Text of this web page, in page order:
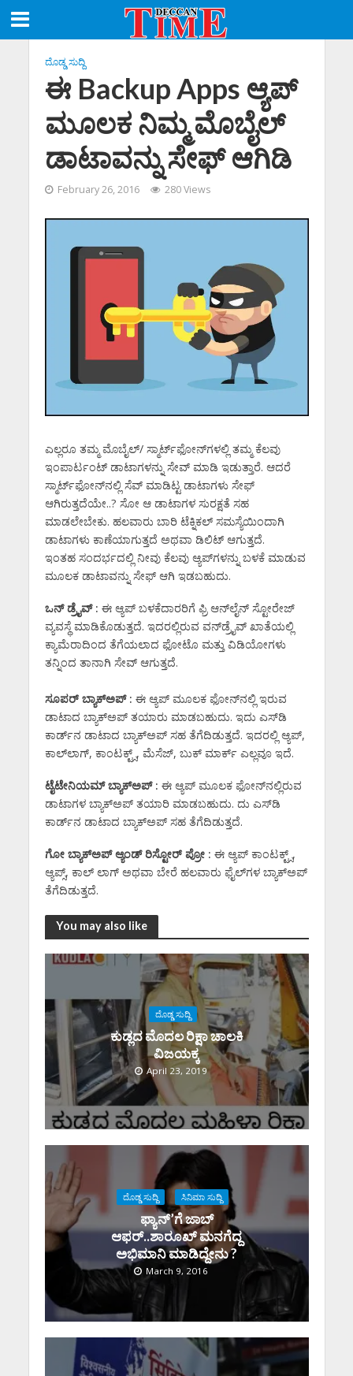
ದೊಡ್ಡ ಸುದ್ದಿ
ಈ Backup Apps ಆ್ಯಪ್‌
ಮೂಲಕ ನಿಮ್ಮ ಮೊಬೈಲ್‌
ಡಾಟಾವನ್ನು ಸೇಫ್‌ ಆಗಿಡಿ
February 26, 2016 280 Views
ಎಲ್ಲರೂ ತಮ್ಮ ಮೊಬೈಲ್‌/ ಸ್ಮಾರ್ಟ್‌ಫೋನ್‌ಗಳಲ್ಲಿ ತಮ್ಮ ಕೆಲವು
ಇಂಪಾರ್ಟಂಟ್‌ ಡಾಟಾಗಳನ್ನು ಸೇವ್‌ ಮಾಡಿ ಇಡುತ್ತಾರೆ. ಆದರೆ
ಸ್ಮಾರ್ಟ್‌ಫೋನ್‌ನಲ್ಲಿ ಸೆವ್‌ ಮಾಡಿಟ್ಟ ಡಾಟಾಗಳು ಸೇಫ್‌
ಆಗಿರುತ್ತದೆಯೇ..? ಸೋ ಆ ಡಾಟಾಗಳ ಸುರಕ್ಷತೆ ಸಹ
ಮಾಡಲೇಬೇಕು. ಹಲವಾರು ಬಾರಿ ಟೆಕ್ನಿಕಲ್ ಸಮಸ್ಯೆಯಿಂದಾಗಿ
ಡಾಟಾಗಳು ಕಾಣೆಯಾಗುತ್ತದೆ ಅಥವಾ ಡಿಲಿಟ್‌ ಆಗುತ್ತದೆ.
ಇಂತಹ ಸಂದರ್ಭದಲ್ಲಿ ನೀವು ಕೆಲವು ಆ್ಯಪ್‌ಗಳನ್ನು ಬಳಕೆ ಮಾಡುವ
ಮೂಲಕ ಡಾಟಾವನ್ನು ಸೇಫ್‌ ಆಗಿ ಇಡಬಹುದು.
ಒನ್‌ ಡ್ರೈವ್‌ : ಈ ಆ್ಯಪ್‌ ಬಳಕೆದಾರರಿಗೆ ಫ್ರಿ ಆನ್‌ಲೈನ್‌ ಸ್ಟೋರೇಜ್‌
ವ್ಯವಸ್ಥೆ ಮಾಡಿಕೊಡುತ್ತದೆ. ಇದರಲ್ಲಿರುವ ವನ್‌ಡ್ರೈವ್ ಖಾತೆಯಲ್ಲಿ
ಕ್ಯಾಮೆರಾದಿಂದ ತೆಗೆಯಲಾದ ಫೋಟೊ ಮತ್ತು ವಿಡಿಯೋಗಳು
ತನ್ನಿಂದ ತಾನಾಗಿ ಸೇವ್‌ ಆಗುತ್ತದೆ.
ಸೂಪರ್‌ ಬ್ಯಾಕ್‌ಅಪ್‌ : ಈ ಆ್ಯಪ್‌ ಮೂಲಕ ಫೋನ್‌ನಲ್ಲಿ ಇರುವ
ಡಾಟಾದ ಬ್ಯಾಕ್‌ಅಪ್‌ ತಯಾರು ಮಾಡಬಹುದು. ಇದು ಎಸ್‌ಡಿ
ಕಾರ್ಡ್‌ನ ಡಾಟಾದ ಬ್ಯಾಕ್‌ಅಪ್‌ ಸಹ ತೆಗೆದಿಡುತ್ತದೆ. ಇದರಲ್ಲಿ ಆ್ಯಪ್‌,
ಕಾಲ್‌ಲಾಗ್‌, ಕಾಂಟಕ್ಟ್ಸ್‌, ಮೆಸೆಜ್‌, ಬುಕ್‌ ಮಾರ್ಕ್‌ ಎಲ್ಲವೂ ಇದೆ.
ಟೈಟೇನಿಯಮ್‌ ಬ್ಯಾಕ್‌ಅಪ್‌ : ಈ ಆ್ಯಪ್‌ ಮೂಲಕ ಫೋನ್‌ನಲ್ಲಿರುವ
ಡಾಟಾಗಳ ಬ್ಯಾಕ್‌ಅಪ್‌ ತಯಾರಿ ಮಾಡಬಹುದು. ದು ಎಸ್‌ಡಿ
ಕಾರ್ಡ್‌ನ ಡಾಟಾದ ಬ್ಯಾಕ್‌ಅಪ್‌ ಸಹ ತೆಗೆದಿಡುತ್ತದೆ.
ಗೋ ಬ್ಯಾಕ್‌ಅಪ್‌ ಆ್ಯಂಡ್‌ ರಿಸ್ಟೋರ್‌ ಪ್ರೋ : ಈ ಆ್ಯಪ್ ಕಾಂಟಕ್ಟ್ಸ್‌,
ಆ್ಯಪ್ಸ್‌, ಕಾಲ್‌ ಲಾಗ್‌ ಅಥವಾ ಬೇರೆ ಹಲವಾರು ಫೈಲ್‌ಗಳ ಬ್ಯಾಕ್‌ಅಪ್‌
ತೆಗೆದಿಡುತ್ತದೆ.
You may also like
ದೊಡ್ಡ ಸುದ್ದಿ
ಕುಡ್ಲದ ಮೊದಲ ರಿಕ್ಷಾ ಚಾಲಕಿ‌
ವಿಜಯಕ್ಕ
April 23, 2019
ದೊಡ್ಡ ಸುದ್ದಿ ಸಿನಿಮಾ ಸುದ್ದಿ
ಫ್ಯಾನ್’ಗೆ ಜಾಬ್
ಆಫರ್..ಶಾರೂಖ್ ಮನಗೆದ್ದ
ಅಭಿಮಾನಿ ಮಾಡಿದ್ದೇನು ?
March 9, 2016